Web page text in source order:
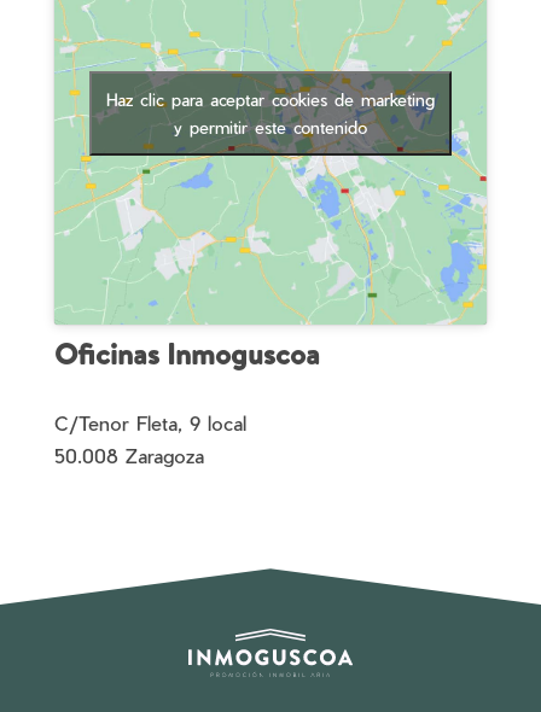
Haz clic para aceptar cookies de marketing
y permitir este contenido
Oficinas Inmoguscoa
C/Tenor Fleta, 9 local
50.008 Zaragoza